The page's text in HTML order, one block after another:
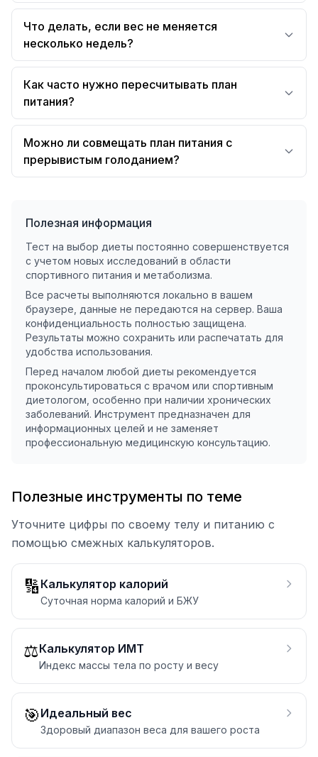
Что делать, если вес не меняется
несколько недель?
Как часто нужно пересчитывать план
питания?
Можно ли совмещать план питания с
прерывистым голоданием?
Полезная информация
Тест на выбор диеты постоянно совершенствуется
с учетом новых исследований в области
спортивного питания и метаболизма.
Все расчеты выполняются локально в вашем
браузере, данные не передаются на сервер. Ваша
конфиденциальность полностью защищена.
Результаты можно сохранить или распечатать для
удобства использования.
Перед началом любой диеты рекомендуется
проконсультироваться с врачом или спортивным
диетологом, особенно при наличии хронических
заболеваний. Инструмент предназначен для
информационных целей и не заменяет
профессиональную медицинскую консультацию.
Полезные инструменты по теме
Уточните цифры по своему телу и питанию с
помощью смежных калькуляторов.
🔢 Калькулятор калорий
Суточная норма калорий и БЖУ
⚖️Калькулятор ИМТ
Индекс массы тела по росту и весу
🎯 Идеальный вес
Здоровый диапазон веса для вашего роста